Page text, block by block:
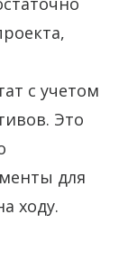
с учетом
Это
для
ходу.